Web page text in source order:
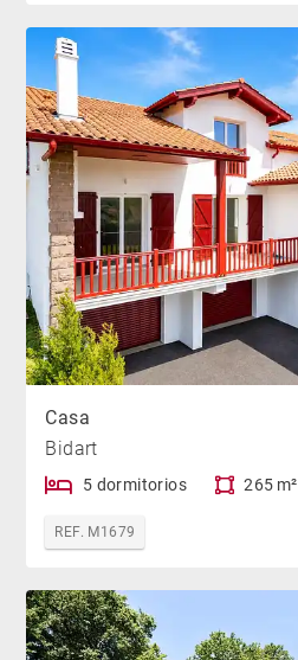
Casa
Bidart
5 dormitorios 265 m²
REF. M1679